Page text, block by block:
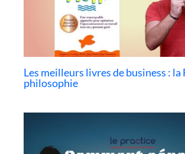
Les meilleurs livres de business : la
philosophie